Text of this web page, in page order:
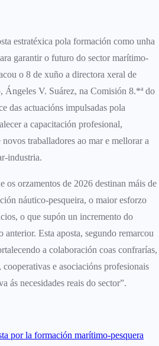
estratéxica pola formación como unha
garantir o futuro do sector marítimo-
o 8 de xuño a directora xeral de
Ángeles V. Suárez, na Comisión 8.*ª do
das actuacións impulsadas pola
a capacitación profesional,
traballadores ao mar e mellorar a
industria.
os orzamentos de 2026 destinan máis de
náutico-pesqueira, o maior esforzo
o que supón un incremento do
anterior. Esta aposta, segundo remarcou
a colaboración coas confrarías,
e asociacións profesionais
ás necesidades reais do sector”.
por la formación marítimo-pesquera